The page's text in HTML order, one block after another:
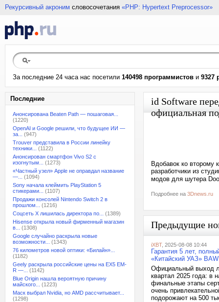
Рекурсивный акроним словосочетания «PHP: Hypertext Preprocessor»
За последние 24 часа нас посетили 140498 программистов и 9327
Последние
Анонсирована Beaten Path — пошаговая...
(1220)
OpenAI и Google решили, что будущее ИИ —
за...
(947)
Trouver представила в России линейку
техники...
(1122)
Анонсирован смартфон Vivo S2 с
изогнутым...
(1273)
«Частный узел» Apple не оправдал название
—...
(1094)
Sony начала клеймить PlayStation 5
стикерами...
(1107)
Продажи консолей Nintendo Switch 2 в
прошлом...
(1216)
Соцсеть X лишилась директора по...
(1389)
Hisense открыла новый фирменный магазин
в...
(1308)
Google случайно раскрыла новые
возможности...
(1343)
76 километров новой оптики: «Билайн»...
(1182)
Geely раскрыла российские цены на EX5 EM-
R —...
(1142)
Blue Origin нашла вероятную причину
майского...
(1223)
Маск выбрал Nvidia, но AMD рассчитывает...
(1298)
id Software
официальная
Вдобавок ко второму
разработчики из
модов для шутера
Подробнее на 3Dnews.ru
Предыдущие
iXBT, 2025-08-08 10:44
Гарантия 5 лет,
«Китайский УАЗ»
Официальный выход
квартал 2025 года: в
финальные этапы
очень
подорожают на 500